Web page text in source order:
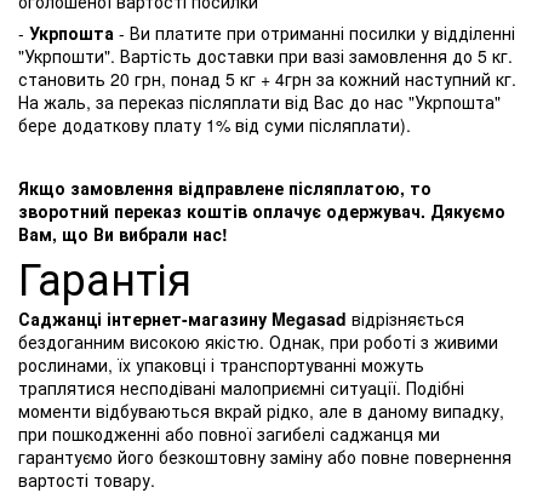
- Укрпошта - Ви платите при отриманні посилки у відділенні
"Укрпошти". Вартість доставки при вазі замовлення до 5 кг.
становить 20 грн, понад 5 кг + 4грн за кожний наступний кг.
На жаль, за переказ післяплати від Вас до нас "Укрпошта"
бере додаткову плату 1% від суми післяплати).
Якщо замовлення відправлене післяплатою, то
зворотний переказ коштів оплачує одержувач. Дякуємо
Вам, що Ви вибрали нас!
Гарантія
Саджанці інтернет-магазину Megasad відрізняється
бездоганним високою якістю. Однак, при роботі з живими
рослинами, їх упаковці і транспортуванні можуть
траплятися несподівані малоприємні ситуації. Подібні
моменти відбуваються вкрай рідко, але в даному випадку,
при пошкодженні або повної загибелі саджанця ми
гарантуємо його безкоштовну заміну або повне повернення
вартості товару.